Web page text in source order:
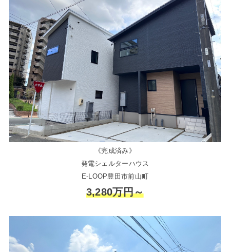
《完成済み》
発電シェルターハウス
E-LOOP豊田市前山町
3,280万円～